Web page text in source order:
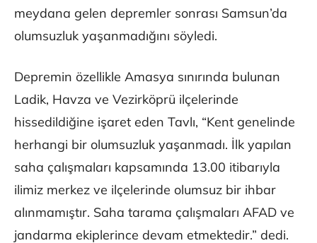
meydana gelen depremler sonrası Samsun’da
olumsuzluk yaşanmadığını söyledi.
Depremin özellikle Amasya sınırında bulunan
Ladik, Havza ve Vezirköprü ilçelerinde
hissedildiğine işaret eden Tavlı, “Kent genelinde
herhangi bir olumsuzluk yaşanmadı. İlk yapılan
saha çalışmaları kapsamında 13.00 itibarıyla
ilimiz merkez ve ilçelerinde olumsuz bir ihbar
alınmamıştır. Saha tarama çalışmaları AFAD ve
jandarma ekiplerince devam etmektedir.” dedi.